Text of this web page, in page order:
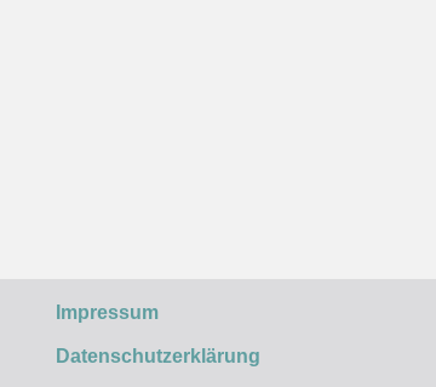
Impressum
Datenschutzerklärung